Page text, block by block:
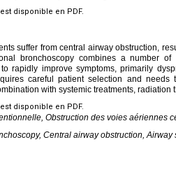
disponible en PDF.
suffer from central airway obstruction,
bronchoscopy combines a number
rapidly improve symptoms, primarily
careful patient selection and
with systemic treatments, radiation
disponible en PDF.
Obstruction des voies aériennes
Central airway obstruction, Airway